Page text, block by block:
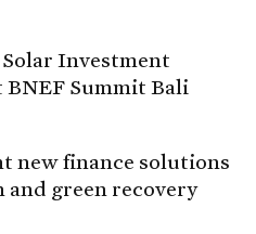
Investment
Summit Bali
new finance solutions
green recovery